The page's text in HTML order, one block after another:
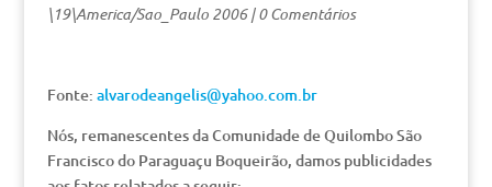
\19\America/Sao_Paulo 2006|0 Comentários
Fonte: alvarodeangelis@yahoo.com.br
Nós, remanescentes da Comunidade de Quilombo São
Francisco do Paraguaçu Boqueirão, damos publicidades